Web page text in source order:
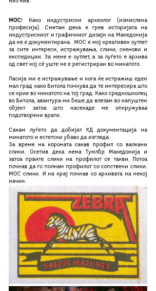
MOС: Како индустриски археолог (измислена
професија). Сметам дека е грев историјата на
индустрискиот и графичкиот дизајн на Македонија
да не е документирана.  МОС е мој креативен оутлет
за сите интереси, истражувања, слики, скенови и
експедиции. За мене е оутлет, а за луѓето е архива
од свет кој сѐ уште не е регистриран во минатото.
Пасија ми е истражување и кога ќе истражиш еден
мал град како Битола почнува да те интересира што
се крие во минатото на тој град. Како средношколец
во Битола, авантура ми беше да влезам во напуштен
објект затоа што насекаде ме опкружуваа
подотворени врати.
Сакам луѓето да добијат ХД документација на
минатото и естетски убаво да изгледа.
За време на короната сакав профил со валкани
слики. Осетив дека нема Тумлбр Македонија и
затоа првите слики на профилот се такви. Потоа
почнав да го полнам профилот со сопствени слики.
МОС слики. И на крај почнав со архивата на некој
начин.